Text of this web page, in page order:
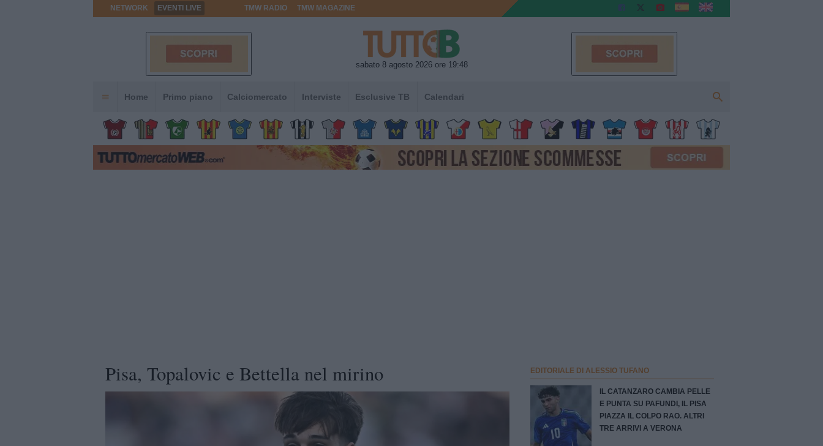
NETWORK EVENTI LIVE TMW RADIO TMW MAGAZINE
sabato 8 agosto 2026 ore 19:48
Home Primo piano Calciomercato Interviste Esclusive TB Calendari
Pisa, Topalovic e Bettella nel mirino EDITORIALE DI ALESSIO TUFANO
IL CATANZARO CAMBIA PELLE
E PUNTA SU PAFUNDI, IL PISA
PIAZZA IL COLPO RAO. ALTRI
TRE ARRIVI A VERONA